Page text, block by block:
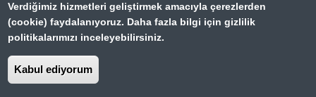
Footer
Türkiye'de Gezilecek 20 Yer
Paris Gezi Rehberi
Verdiğimiz hizmetleri geliştirmek amacıyla çerezlerden
(cookie) faydalanıyoruz. Daha fazla bilgi için gizlilik
politikalarımızı inceleyebilirsiniz.
Kabul ediyorum